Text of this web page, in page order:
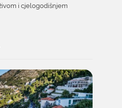
i cjelogodišnjem